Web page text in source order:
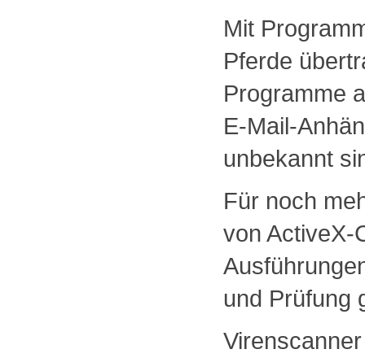
Mit
Pferde
Programme
E-Mail-
unbekannt
Für noch
von ActiveX-
und Prüfung